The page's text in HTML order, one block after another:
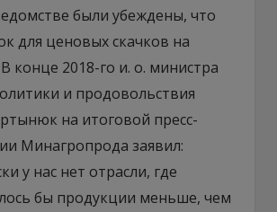
были убеждены, что
для ценовых скачков на
В конце 2018-го и. о. министра
и продовольствия
на итоговой пресс-
Минагропрода заявил:
у нас нет отрасли, где
бы продукции меньше, чем